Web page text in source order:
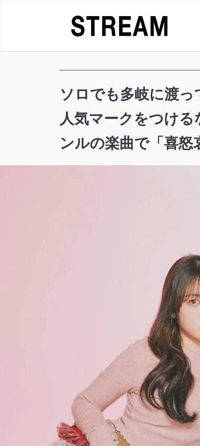
ソロでも多岐に渡
人気マークをつける
ンルの楽曲で「喜怒